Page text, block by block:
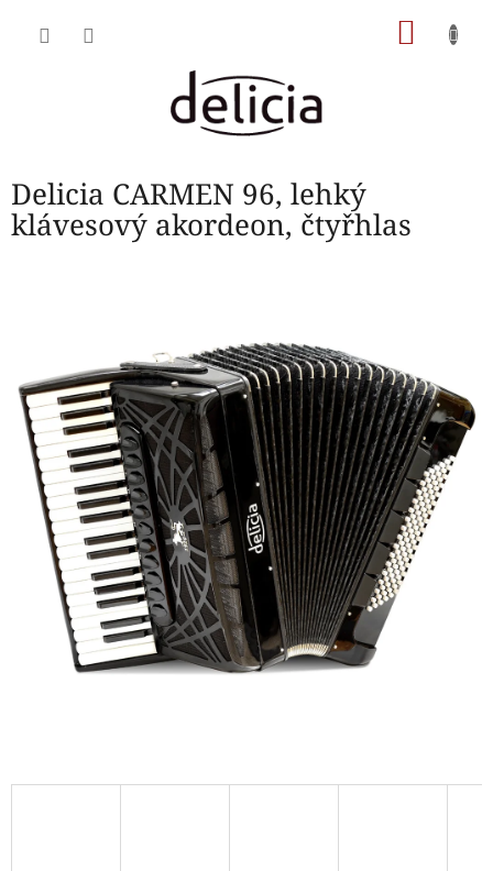
Delicia CARMEN 96, lehký
klávesový akordeon, čtyřhlas